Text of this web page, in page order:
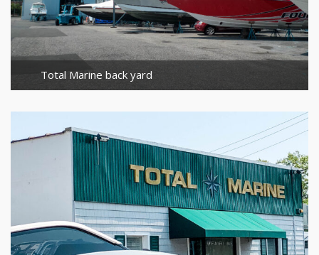
Total Marine back yard